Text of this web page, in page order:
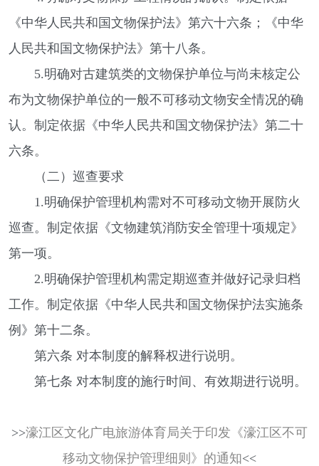
《中华人民共和国文物保护法》第六十六条；《中华
人民共和国文物保护法》第十八条。
5.明确对古建筑类的文物保护单位与尚未核定公
布为文物保护单位的一般不可移动文物安全情况的确
认。制定依据《中华人民共和国文物保护法》第二十
六条。
（二）巡查要求
1.明确保护管理机构需对不可移动文物开展防火
巡查。制定依据《文物建筑消防安全管理十项规定》
第一项。
2.明确保护管理机构需定期巡查并做好记录归档
工作。制定依据《中华人民共和国文物保护法实施条
例》第十二条。
第六条 对本制度的解释权进行说明。
第七条 对本制度的施行时间、有效期进行说明。
>>濠江区文化广电旅游体育局关于印发《濠江区不可
移动文物保护管理细则》的通知<<